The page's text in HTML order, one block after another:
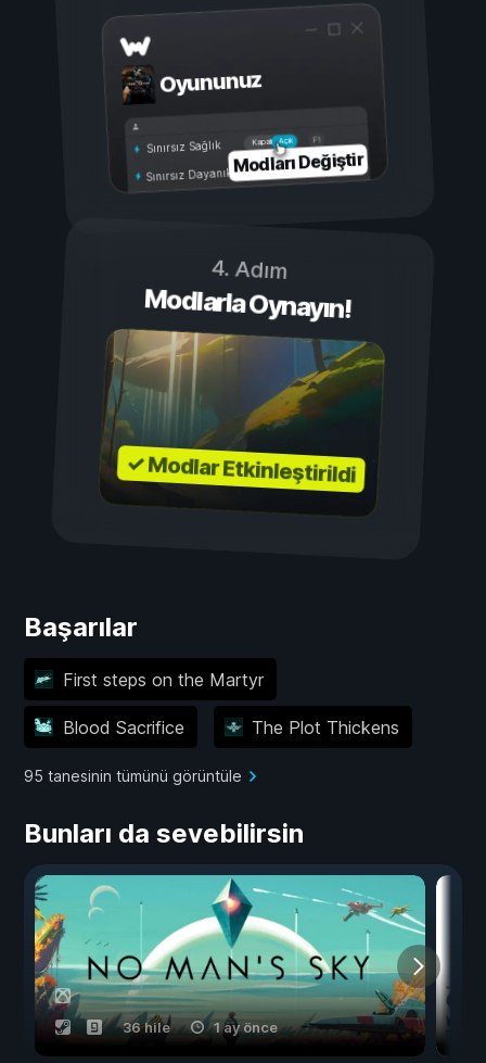
Oyununuz
Açık
Kapalı
Sınırsız Sağlık
Sınırsız DayanıklılıkModları Değiştir
4. Adım
Modlarla Oynayın!
✓ Modlar Etkinleştirildi
Başarılar
First steps on the Martyr
Blood Sacrifice The Plot Thickens
95 tanesinin tümünü görüntüle
Bunları da sevebilirsin
36 hile 1 ay önce